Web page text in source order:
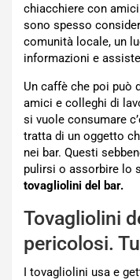
chiacchiere con
sono spesso
comunità locale, un
informazioni e
Un caffè che poi può
amici e colleghi di
si vuole consumare
tratta di un oggetto
nei bar. Questi
pulirsi o assorbire lo
tovagliolini del bar.
Tovagliolini
pericolosi.
I tovagliolini usa e